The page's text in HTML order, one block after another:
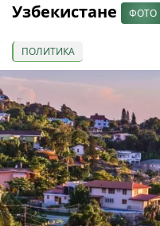
Узбекистане
ФОТО
ПОЛИТИКА